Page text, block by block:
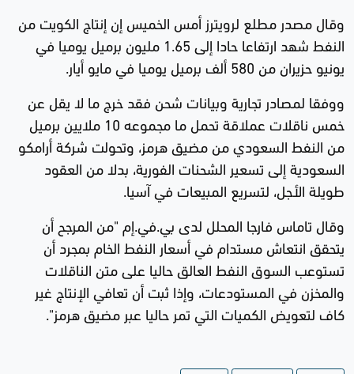
وقال مصدر مطلع لرويترز أمس الخميس إن إنتاج الكويت من
النفط شهد ارتفاعا حادا إلى 1.65 مليون برميل يوميا في
يونيو حزيران من 580 ألف برميل يوميا في مايو أيار.
ووفقا لمصادر تجارية وبيانات شحن فقد خرج ما لا يقل عن
خمس ناقلات عملاقة تحمل ما مجموعه 10 ملايين برميل
من النفط السعودي من مضيق هرمز، وتحولت شركة أرامكو
السعودية إلى تسعير الشحنات الفورية، بدلا من العقود
طويلة الأجل، لتسريع المبيعات في آسيا.
وقال تاماس فارجا المحلل لدى بي.في.إم "من المرجح أن
يتحقق انتعاش مستدام في أسعار النفط الخام بمجرد أن
تستوعب السوق النفط العالق حاليا على متن الناقلات
والمخزن في المستودعات، وإذا ثبت أن تعافي الإنتاج غير
كاف لتعويض الكميات التي تمر حاليا عبر مضيق هرمز".